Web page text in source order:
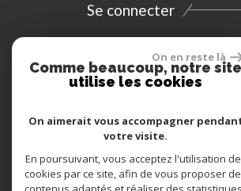
Se connecter
Espace propriétaires
Extranet
Location
Adhérents
On en reste là
Comme beaucoup, notre site
utilise les cookies
On aimerait vous accompagner
votre visite.
En poursuivant, vous acceptez l'utilisation
cookies par ce site, afin de vous proposer